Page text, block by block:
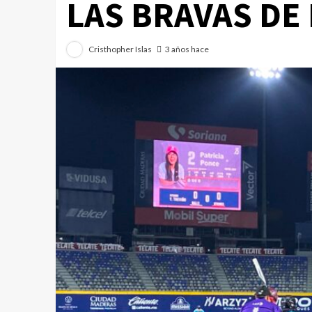
LAS BRAVAS
Cristhopher Islas 3 años hace